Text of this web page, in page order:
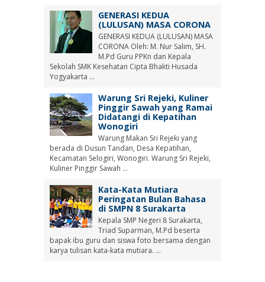
GENERASI KEDUA
(LULUSAN) MASA CORONA
GENERASI KEDUA (LULUSAN) MASA
CORONA Oleh: M. Nur Salim, SH.
M.Pd Guru PPKn dan Kepala
Sekolah SMK Kesehatan Cipta Bhakti Husada
Yogyakarta ...
Warung Sri Rejeki, Kuliner
Pinggir Sawah yang Ramai
Didatangi di Kepatihan
Wonogiri
Warung Makan Sri Rejeki yang
berada di Dusun Tandan, Desa Kepatihan,
Kecamatan Selogiri, Wonogiri. Warung Sri Rejeki,
Kuliner Pinggir Sawah ...
Kata-Kata Mutiara
Peringatan Bulan Bahasa
di SMPN 8 Surakarta
Kepala SMP Negeri 8 Surakarta,
Triad Suparman, M.Pd beserta
bapak ibu guru dan siswa foto bersama dengan
karya tulisan kata-kata mutiara. ...